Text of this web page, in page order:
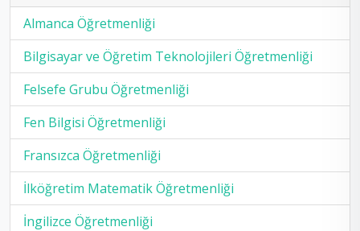
Almanca Öğretmenliği
Bilgisayar ve Öğretim Teknolojileri Öğretmenliği
Felsefe Grubu Öğretmenliği
Fen Bilgisi Öğretmenliği
Fransızca Öğretmenliği
İlköğretim Matematik Öğretmenliği
İngilizce Öğretmenliği